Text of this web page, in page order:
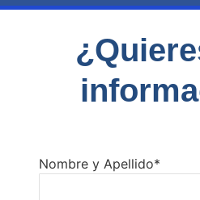
Nombre y Apellido*